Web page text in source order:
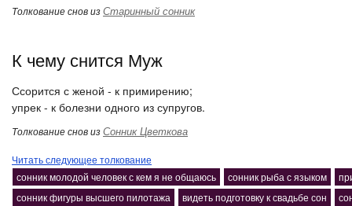
Толкование снов изСтаринный сонник
К чему снится Муж
Ссорится с женой - к примирению;
упрек - к болезни одного из супругов.
Толкование снов изСонник Цветкова
Читать следующее толкование
сонник молодой человек с кем я не общаюсь
сонник рыба с языком
сонник фигуры высшего пилотажа
видеть подготовку к свадьбе сон